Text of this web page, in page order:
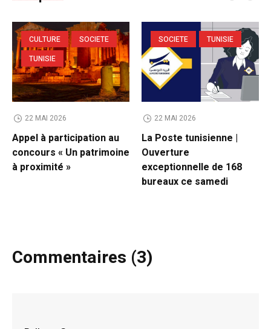
CULTURE
SOCIETE
TUNISIE
22 MAI 2026
Appel à participation au
concours « Un patrimoine
à proximité »
SOCIETE TUNISIE
22 MAI 2026
La Poste tunisienne |
Ouverture
exceptionnelle de 168
bureaux ce samedi
Commentaires (3)